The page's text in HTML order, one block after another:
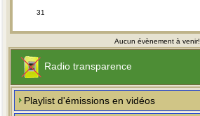
31
Aucun évènement à venir!
Radio transparence
Playlist d'émissions en vidéos